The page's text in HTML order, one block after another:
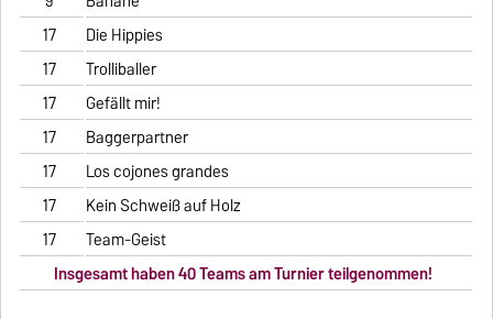
17
Die Hippies
17
Trolliballer
17
Gefällt mir!
17
Baggerpartner
17
Los cojones grandes
17
Kein Schweiß auf Holz
17
Team-Geist
Insgesamt haben 40 Teams am Turnier teilgenommen!